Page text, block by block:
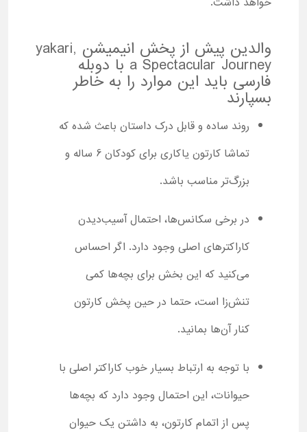
والدین پیش از پخش انیمیشن yakari,
a Spectacular Journey با دوبله
فارسی باید این موارد را به خاطر
بسپارند
روند ساده و قابل درک داستان باعث شده که
تماشا کارتون یاکاری برای کودکان 6 ساله و
بزرگ‌تر مناسب باشد.
در برخی سکانس‌ها، احتمال آسیب‌دیدن
کاراکترهای اصلی وجود دارد. اگر احساس
می‌کنید که این بخش برای بچه‌ها کمی
تنش‌زا است، حتما در حین پخش کارتون
کنار آن‌ها بمانید.
با توجه به ارتباط بسیار خوب کاراکتر اصلی با
حیوانات، این احتمال وجود دارد که بچه‌ها
پس از اتمام کارتون، به داشتن یک حیوان